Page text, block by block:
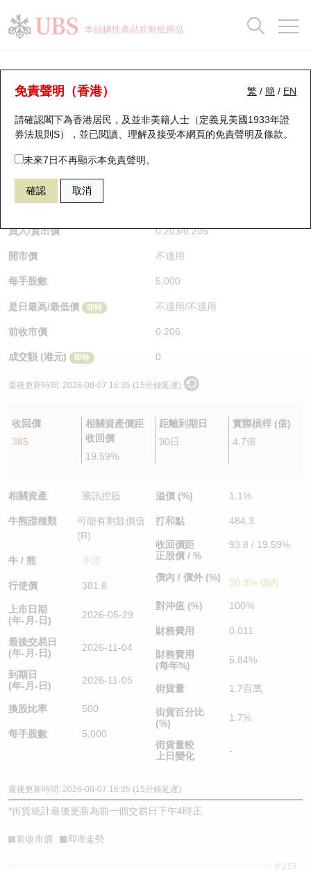
本結構性產品並無抵押品
繁 / 簡 / EN
免責聲明（香港）
請確認閣下為香港居民，及並非美籍人士（定義見美國1933年證
券法規則S），並已閱讀、理解及接受本網頁的免責聲明及條款。
未來7日不再顯示本免責聲明。
確認 取消
牛熊證分析儀
表現 街貨統計 比較
63954 瑞銀牛證 0700 騰訊控股
$0.205 0.001
買入/賣出價 0.203/0.205
開市價 不適用
每手股數 5,000
是日最高/最低價 即時 不適用/不適用
前收市價 0.206
成交額 (港元) 即時 0
最後更新時間: 2026-08-07 16:35 (15分鐘延遲)
收回價
385
相關資產價距
收回價
19.59%
距離到期日
90日
實際槓桿 (倍)
4.7倍
相關資產 騰訊控股
牛熊證種類
可能有剩餘價值
(R)
牛 / 熊 牛證
行使價 381.8
上市日期
(年-月-日)
2026-05-29
最後交易日
(年-月-日)
2026-11-04
到期日
(年-月-日)
2026-11-05
換股比率 500
每手股數 5,000
溢價 (%) 1.1%
打和點 484.3
收回價距
正股價 / %
93.8 / 19.59%
價內 / 價外 (%) 20.3% 價內
對沖值 (%) 100%
財務費用 0.011
財務費用
(每年%)
5.84%
街貨量 1.7百萬
街貨百分比
(%)
1.7%
街貨量較
上日變化
-
最後更新時間: 2026-08-07 16:35 (15分鐘延遲)
*街貨統計最後更新為前一個交易日下午4時正
前收市價 即市走勢
0.215
瑞銀認股證一覽
新發行瑞銀認股證
即將到期認股證
認股證到期結算價查詢
認股證分析儀
認股證速算機
認股證/牛熊證日誌
認股證文件及公告
街貨統計
比較
牛熊全景快搜
牛熊證搜尋
牛熊證街貨分佈圖
正股牛熊證列表
新發行瑞銀牛熊證
已收回牛熊證剩餘價值
牛熊證到期結算價查詢
牛熊證分析儀
牛熊證文件及公告
街貨統計
比較
十大升幅/跌幅
十大認股證成交分佈
十天股證佔大市成交
資金流
街貨統計
三十大平均引伸波幅
正股分析儀
二十大活躍股份
恒指成份股
國指成份股
科指成份股
相關資產沽空
中資ETFs溢價比較
AH 股價對照
持股比重
顯示所有持股比重
每月輪證大市專題
輪證專欄
講座及教育短片
認股證投資者教育
牛熊證投資者教育
認股證牛熊證常問問題